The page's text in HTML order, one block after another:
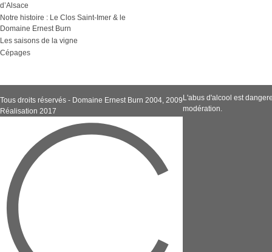
d’Alsace
Notre histoire : Le Clos Saint-Imer & le
Domaine Ernest Burn
Les saisons de la vigne
Cépages
Tous droits réservés - Domaine Ernest Burn 2004, 2009
Réalisation 2017
L'abus d'alcool est
modération.